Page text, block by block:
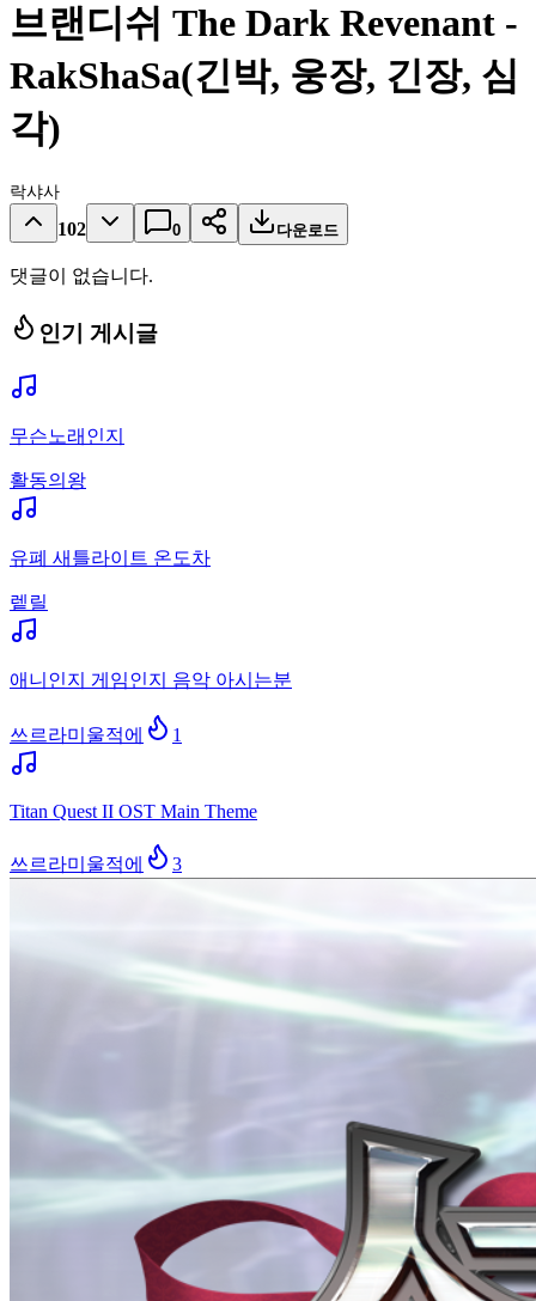
브랜디쉬 The Dark Revenant -
RakShaSa(긴박, 웅장, 긴장, 심
각)
락샤사
102 0 다운로드
댓글이 없습니다.
인기 게시글
무슨노래인지
활동의왕
유폐 새틀라이트 온도차
렡릴
애니인지 게임인지 음악 아시는분
쓰르라미울적에 1
Titan Quest II OST Main Theme
쓰르라미울적에 3